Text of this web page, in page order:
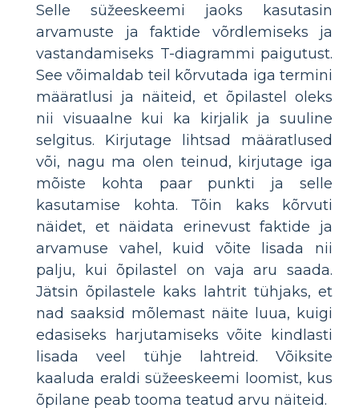
Selle süžeeskeemi jaoks kasutasin
arvamuste ja faktide võrdlemiseks ja
vastandamiseks T-diagrammi paigutust.
See võimaldab teil kõrvutada iga termini
määratlusi ja näiteid, et õpilastel oleks
nii visuaalne kui ka kirjalik ja suuline
selgitus. Kirjutage lihtsad määratlused
või, nagu ma olen teinud, kirjutage iga
mõiste kohta paar punkti ja selle
kasutamise kohta. Tõin kaks kõrvuti
näidet, et näidata erinevust faktide ja
arvamuse vahel, kuid võite lisada nii
palju, kui õpilastel on vaja aru saada.
Jätsin õpilastele kaks lahtrit tühjaks, et
nad saaksid mõlemast näite luua, kuigi
edasiseks harjutamiseks võite kindlasti
lisada veel tühje lahtreid. Võiksite
kaaluda eraldi süžeeskeemi loomist, kus
õpilane peab tooma teatud arvu näiteid.